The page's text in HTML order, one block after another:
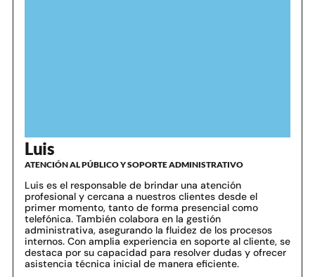
Luis
ATENCIÓN AL PÚBLICO Y SOPORTE ADMINISTRATIVO
Luis es el responsable de brindar una atención
profesional y cercana a nuestros clientes desde el
primer momento, tanto de forma presencial como
telefónica. También colabora en la gestión
administrativa, asegurando la fluidez de los procesos
internos. Con amplia experiencia en soporte al cliente, se
destaca por su capacidad para resolver dudas y ofrecer
asistencia técnica inicial de manera eficiente.